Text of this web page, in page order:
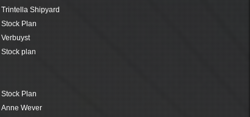
Trintella Shipyard
Stock Plan
Verbuyst
Stock plan
Stock Plan
Anne Wever